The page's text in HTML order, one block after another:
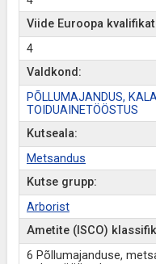
Viide Euroopa
4
Valdkond:
PÕLLUMAJANDUS,
TOIDUAINETÖÖSTUS
Kutseala:
Metsandus
Kutse grupp:
Arborist
Ametite (ISCO)
6 Põllumajanduse,